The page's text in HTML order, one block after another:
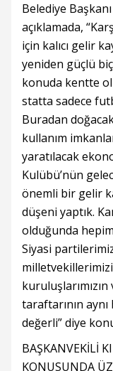
Belediye
açıklamada,
için kalıcı gelir
yeniden güçlü
konuda kentte
statta sadece
Buradan
kullanım
yaratılacak
Kulübü’nün
önemli bir gelir
düşeni yaptık.
olduğunda
Siyasi
taraftarının
değerli” diye
BAŞKANVEKİLİ
KONUSUNDA